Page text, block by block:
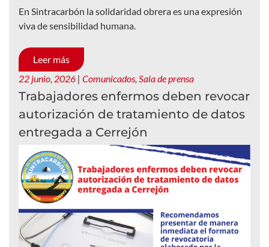
En Sintracarbón la solidaridad obrera es una expresión
viva de sensibilidad humana.
Leer más
22 junio, 2026 | Comunicados, Sala de prensa
Trabajadores enfermos deben revocar
autorización de tratamiento de datos
entregada a Cerrejón